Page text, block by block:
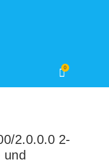
0
2.0.0.0 2-
und